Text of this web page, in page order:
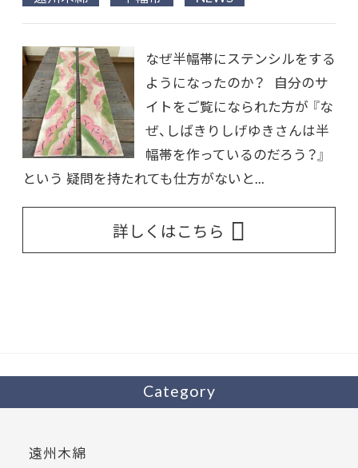
なぜ半幅帯にステンシルをする
ようになったのか？ 自分のサ
イトをご覧になられた方が 『な
ぜ、しばきりしげゆきさんは半
幅帯を作っているのだろう？』
という 疑問を持たれても仕方がないと...
詳しくはこちら
Category
遠州木綿